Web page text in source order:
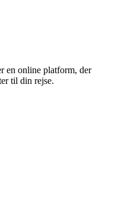
en online platform, der
til din rejse.